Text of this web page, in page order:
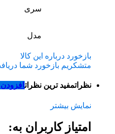
سری
مدل
بازخورد درباره این کالا
متشکریم بازخورد شما
نظراتمفید ترین نظرات
نمایش بیشتر
امتیاز کاربران به: